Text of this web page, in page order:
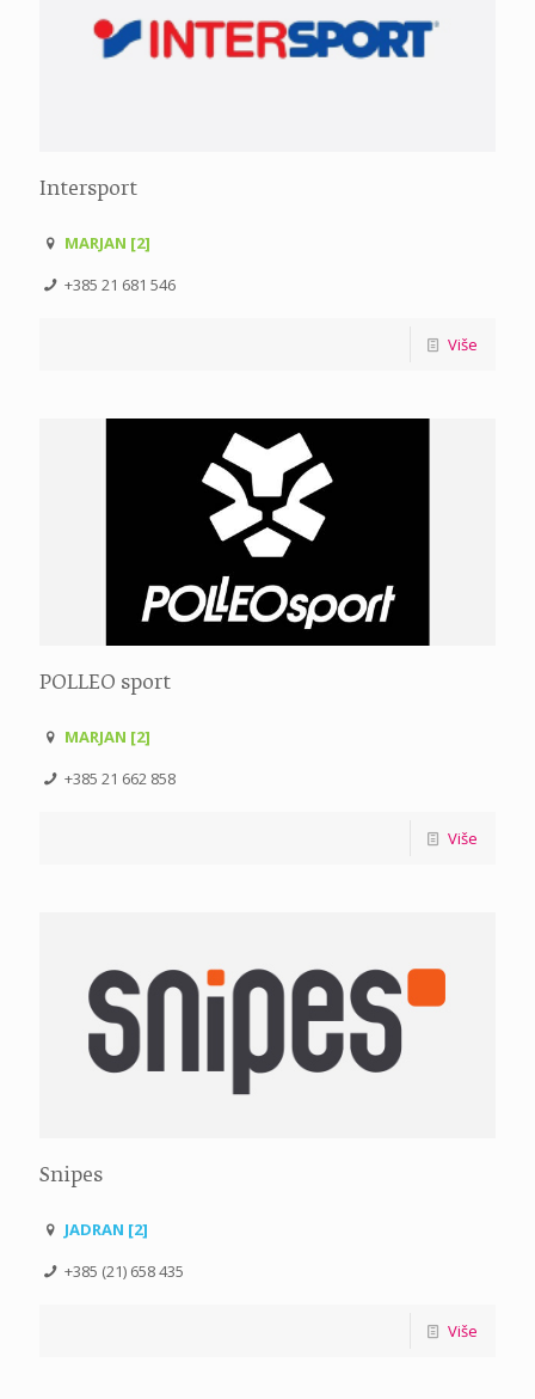
Intersport
MARJAN [2]
+385 21 681 546
Više
POLLEO sport
MARJAN [2]
+385 21 662 858
Više
Snipes
JADRAN [2]
+385 (21) 658 435
Više